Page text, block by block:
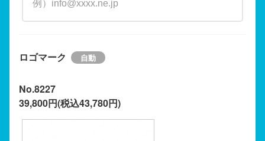
ロゴマーク
No.8227
39,800円(税込43,780円)